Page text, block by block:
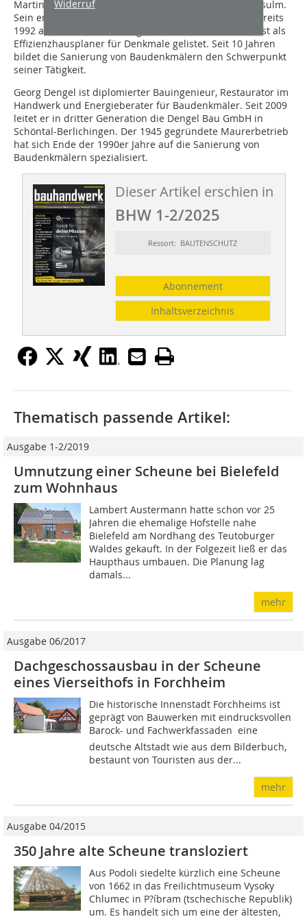
Martin Grün ist Zimmermann und Architekt in Neckarsulm.
Sein erstes Denkmal aus dem Jahr 1480 sanierte er bereits
1992 als Student im Auftrag seines Großvaters. Grün ist als
Effizienzhausplaner für Denkmale gelistet. Seit 10 Jahren
bildet die Sanierung von Baudenkmälern den Schwerpunkt
seiner Tätigkeit.
Georg Dengel ist diplomierter Bauingenieur, Restaurator im
Handwerk und Energieberater für Baudenkmäler. Seit 2009
leitet er in dritter Generation die Dengel Bau GmbH in
Schöntal-Berlichingen. Der 1945 gegründete Maurerbetrieb
hat sich Ende der 1990er Jahre auf die Sanierung von
Baudenkmälern spezialisiert.
Dieser Artikel erschien in
BHW 1-2/2025
Ressort: BAUTENSCHUTZ
Abonnement
Inhaltsverzeichnis
Widerruf
Thematisch passende Artikel:
Ausgabe 1-2/2019
Umnutzung einer Scheune bei Bielefeld
zum Wohnhaus
Lambert Austermann hatte schon vor 25
Jahren die ehemalige Hofstelle nahe
Bielefeld am Nordhang des Teutoburger
Waldes gekauft. In der Folgezeit ließ er das
Haupthaus umbauen. Die Planung lag
damals...
mehr
Ausgabe 06/2017
Dachgeschossausbau in der Scheune
eines Vierseithofs in Forchheim
Die historische Innenstadt Forchheims ist
geprägt von Bauwerken mit eindrucksvollen
Barock- und Fachwerkfassaden  eine
deutsche Altstadt wie aus dem Bilderbuch,
bestaunt von Touristen aus der...
mehr
Ausgabe 04/2015
350 Jahre alte Scheune transloziert
Aus Podoli siedelte kürzlich eine Scheune
von 1662 in das Freilichtmuseum Vysoky
Chlumec in P?íbram (tschechische Republik)
um. Es handelt sich um eine der ältesten,